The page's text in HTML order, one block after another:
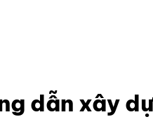
dẫn xây